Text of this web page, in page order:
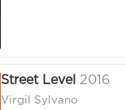
Street Level 2016
Virgil Sylvano